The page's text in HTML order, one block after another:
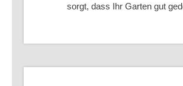
sorgt, dass Ihr Garten gut